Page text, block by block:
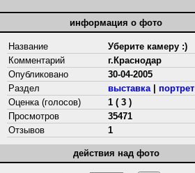
информация о фото
Название
Уберите камеру :)
Комментарий
г.Краснодар
Опубликовано
30-04-2005
Раздел
выставка| портрет
Оценка (голосов)
1 ( 3 )
Просмотров
35471
Отзывов
1
действия над фото